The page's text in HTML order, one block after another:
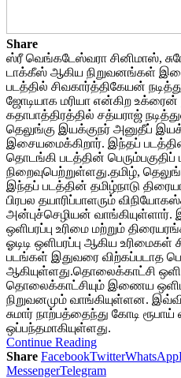
Share
ஸ்ரீ வெங்கடேஸ்வரா சினிமாஸ்,
டாக்கீஸ் ஆகிய நிறுவனங்கள்
படத்தில் சிவகார்த்திகேயன்
ஜோடியாக மரியா என்கிற உக்ரைன்
கதாபாத்திரத்தில் சத்யராஜ்
தெலுங்கு இயக்குநர் அனுதீப்
இசையமைக்கிறார். இந்தப் படத்தின்
தொடங்கி படத்தின் பெரும்பகுதிப்
நிறைவுபெற்றுள்ளது.தமிழ்,
இந்தப் படத்தின் தமிழ்நாடு
பிரபல தயாரிப்பாளரும்
அன்புச்செழியன்
ஒளிபரப்பு உரிமை மற்றும்
ஓடிடி ஒளிபரப்பு ஆகிய
படங்கள் இதுவரை விற்கப்படாத
ஆகியுள்ளது.தொலைக்காட்சி
தொலைக்காட்சியும் இணைய
நிறுவனமும் வாங்கியுள்ளன.
சுமார் நாற்பத்தைந்து கோடி
ஒப்பந்தமாகியுள்ளது.
Continue Reading
Share FacebookTwitterWhatsApp
MessengerTelegram